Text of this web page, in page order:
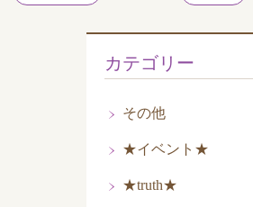
カテゴリー
その他
★イベント★
★truth★